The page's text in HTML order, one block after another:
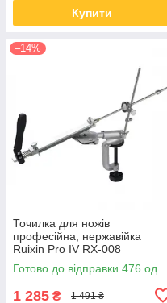
Купити
–14%
Точилка для ножів
професійна, нержавійка
Ruixin Pro IV RX-008
Готово до відправки 476 од.
1 285 ₴ 1 491 ₴